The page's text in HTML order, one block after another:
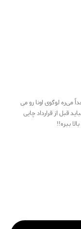
می‌ره لوگوی اونا رو می
قبل از قرارداد چایی
ببره!!